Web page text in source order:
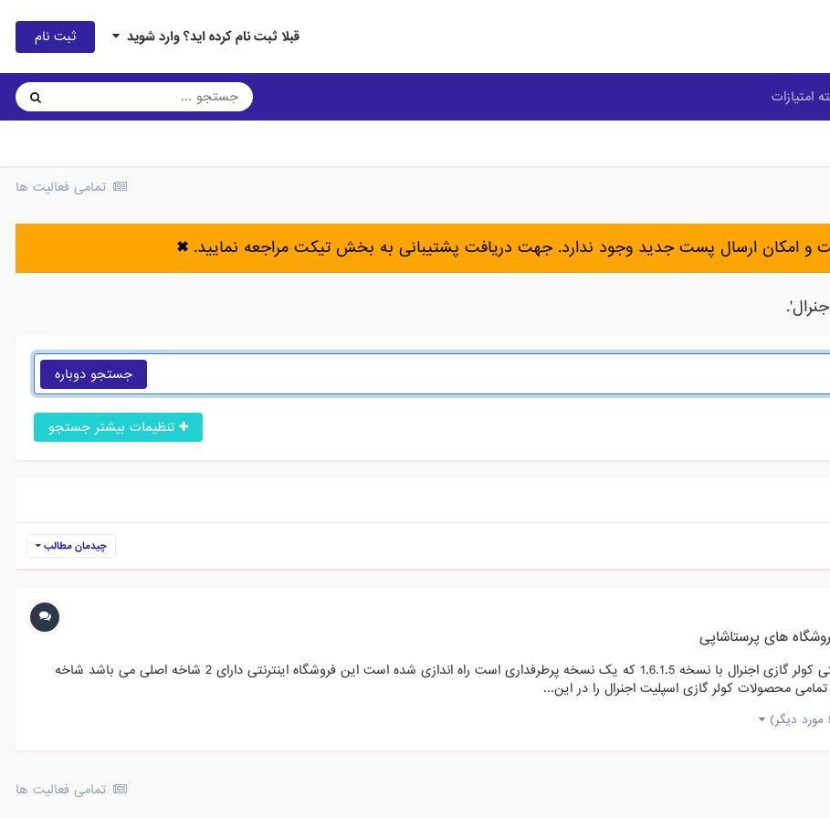
قبلا ثبت نام کرده اید؟ وارد شوید ثبت نام
امتیازات
تمامی فعالیت ها
امکان ارسال پست جدید وجود ندارد. جهت دریافت پشتیبانی به بخش تیکت مراجعه نمایید.✖
جستجو دوباره
تنظیمات بیشتر جستجو
چیدمان مطالب
های پرستاشاپی
معرفی فروشگاه پرستاشاپی کولر گازی اجنرال فروشگاه اینترنتی کولر گازی اجنرال با نسخه 1.6.1.5 که یک نسخه پرطرفداری است راه اندازی شده است این فروشگاه اینترنتی دارای 2 شاخه اصلی می باشد شاخه
محصولات کولر گازی اسپلیت اجنرال را در این...
تمامی فعالیت ها